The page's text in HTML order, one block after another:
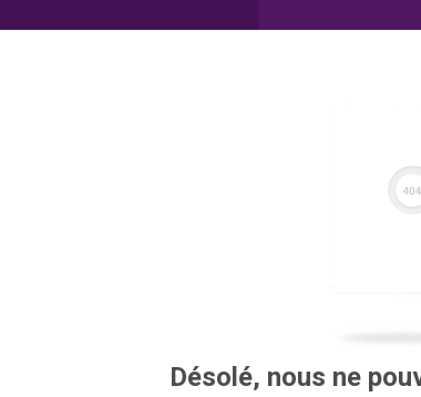
Désolé, nous ne